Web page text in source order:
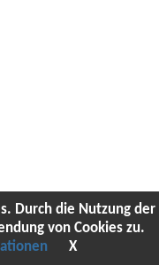
Durch die Nutzung der
von Cookies zu.
X